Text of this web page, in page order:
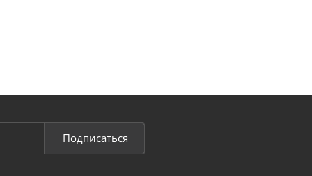
Подписаться